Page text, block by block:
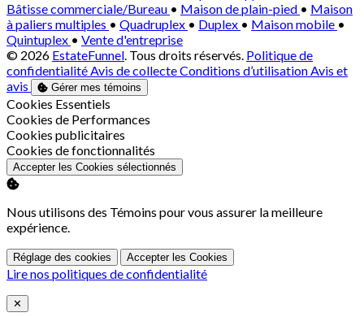
Bâtisse commerciale/Bureau • Maison de plain-pied • Maison
à paliers multiples • Quadruplex • Duplex • Maison mobile •
Quintuplex • Vente d'entreprise
© 2026 EstateFunnel. Tous droits réservés. Politique de
confidentialitéAvis de collecteConditions d’utilisationAvis et
avis
Gérer mes témoins
Activer
Cookies Essentiels
Activer
Cookies de Performances
Activer
Cookies publicitaires
Activer
Cookies de fonctionnalités
Accepter les Cookies sélectionnés
Nous utilisons des Témoins pour vous assurer la meilleure
expérience.
Réglage des cookies Accepter les Cookies
Lire nos politiques de confidentialité
Close
✕